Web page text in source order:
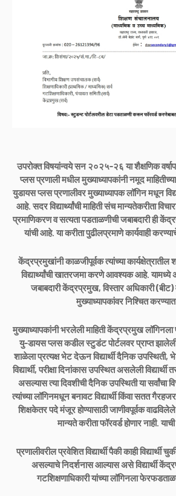
उपरोक्त विषयांन्वये सन २०२५-२६ या शैक्षणिक
प्लस प्रणाली मधील मुख्याध्यापकांनी नमूद
युडायस प्लस प्रणालीवर मुख्याध्यापक लॉगिन मधून
आहे. सदर विद्यार्थ्यांची माहिती संच मान्यतेकरीता
प्रमाणिकरण व सत्यता पडताळणीची जबाबदारी ही
यांची आहे. या करीता पुढीलप्रमाणे कार्यवाही
केंद्रप्रमुखांनी काळजीपूर्वक त्यांच्या
विद्यार्थ्यांची खातरजमा करणे आवश्यक आहे. यामध्ये
जबाबदारी केंद्रप्रमुख, विस्तार अधिकारी (बीट)
मुख्याध्यापकांवर निश्चित
मुख्याध्यापकांनी भरलेली माहिती केंद्रप्रमुख
यु-डायस प्लस कडील स्टुडंट पोर्टलवर प्राप्त
शाळेला प्रत्यक्ष भेट देऊन विद्यार्थी दैनिक
विद्यार्थी, परीक्षा दिनांकास उपस्थित असलेली विद्यार्थी
असल्यास त्या दिवशीची दैनिक उपस्थिती या
त्यांच्या लॉगिनमधून बनावट विद्यार्थी किंवा सतत
शिक्षकेतर पदे मंजूर होण्यासाठी जाणीवपूर्वक
मान्यते करीता फॉरवर्ड होणार नाही. याची
प्रणालीवरील प्रवेशित विद्यार्थी पैकी काही विद्यार्थी
असल्याचे निदर्शनास आल्यास असे विद्यार्थी
गटशिक्षणाधिकारी यांच्या लॉगिनला